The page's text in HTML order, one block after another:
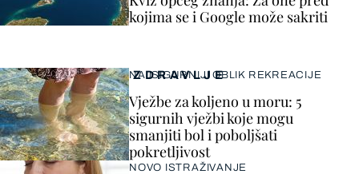
ZDRAVLJE
NAJSIGURNIJI OBLIK REKREACIJE
Vježbe za koljeno u moru: 5
sigurnih vježbi koje mogu
smanjiti bol i poboljšati
pokretljivost
NOVO ISTRAŽIVANJE
kojima se i Google može sakriti